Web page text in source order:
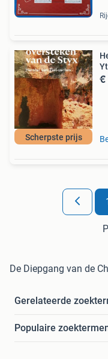
Scherpste prijs
€
De Diepgang van de
Gerelateerde
Populaire